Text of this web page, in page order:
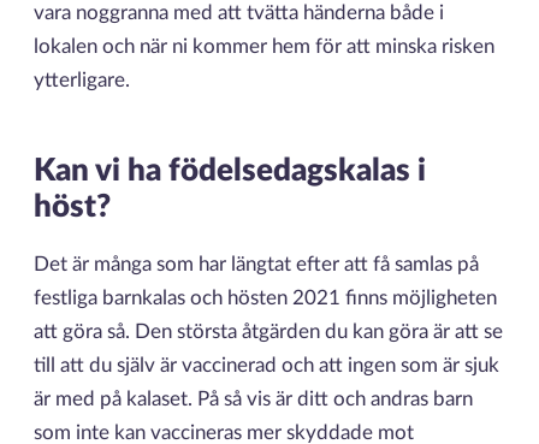
vara noggranna med att tvätta händerna både i
lokalen och när ni kommer hem för att minska risken
ytterligare.
Kan vi ha födelsedagskalas i
höst?
Det är många som har längtat efter att få samlas på
festliga barnkalas och hösten 2021 finns möjligheten
att göra så. Den största åtgärden du kan göra är att se
till att du själv är vaccinerad och att ingen som är sjuk
är med på kalaset. På så vis är ditt och andras barn
som inte kan vaccineras mer skyddade mot